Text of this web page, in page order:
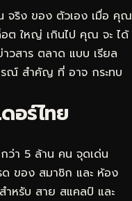
จริง ของ ตัวเอง เมื่อ คุณ
อต ใหญ่ เกินไป คุณ จะ ได้
วสาร ตลาด แบบ เรียล
ณ์ สำคัญ ที่ อาจ กระทบ
อร์ไทย
ว่า 5 ล้าน คน จุดเด่น
ของ สมาชิก และ ห้อง
ำหรับ สาย สแคลป์ และ